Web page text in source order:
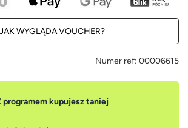
JAK WYGLĄDA VOUCHER?
Numer ref: 00006615
programem kupujesz taniej